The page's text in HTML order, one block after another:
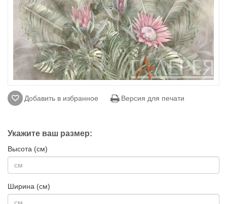
Добавить в избранное Версия для печати
Укажите ваш размер:
Высота (см)
Ширина (см)